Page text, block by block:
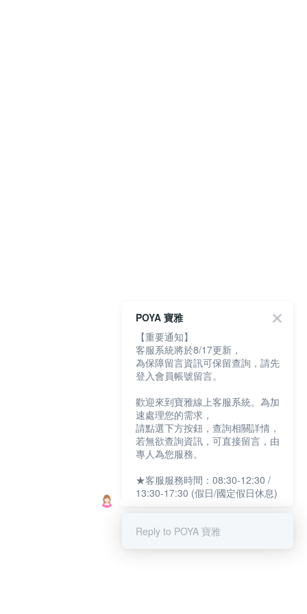
POYA 寶雅
【重要通知】
客服系統將於8/17更新，
為保障留言資訊可保留查詢，請先
登入會員帳號留言。
歡迎來到寶雅線上客服系統。為加
速處理您的需求，
請點選下方按鈕，查詢相關詳情，
若無欲查詢資訊，可直接留言，由
專人為您服務。
★客服服務時間：08:30-12:30 /
13:30-17:30 (假日/國定假日休息)
Reply to POYA 寶雅